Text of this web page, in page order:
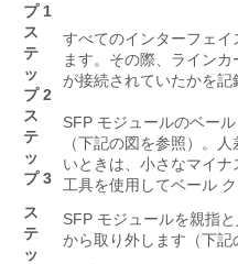
プ 1
ス
テ
ッ
プ 2
すべてのインターフェ
ます。その際、ライン
が接続されていたかを記
ス
テ
ッ
プ 3
SFP モジュールのベー
（下記の図を参照）。
いときは、小さなマイ
工具を使用してベール
ス
テ
ッ
SFP モジュールを親指
から取り外します（下記